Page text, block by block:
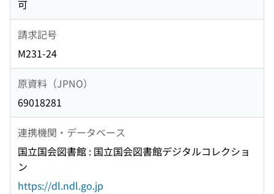
可
請求記号
M231-24
原資料（JPNO）
69018281
連携機関・データベース
国立国会図書館 : 国立国会図書館デジタルコレクショ
ン
https://dl.ndl.go.jp